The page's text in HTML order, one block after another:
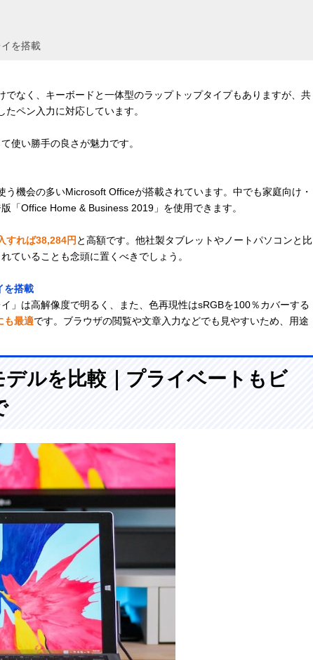
を搭載
なく、キーボードと一体型のラップトップタイプもありますが、共
ペン入力に対応しています。
使い勝手の良さが魅力です。
機会の多いMicrosoft Officeが搭載されています。中でも家庭向け・
「Office Home & Business 2019」を使用できます。
すれば38,284円 と高額です。他社製タブレットやノートパソコンと比
ていることも念頭に置くべきでしょう。
搭載
」は高解像度で明るく、また、色再現性はsRGBを100％カバーする
も最適です。ブラウザの閲覧や文章入力などでも見やすいため、用途
ルを比較｜プライベートもビ